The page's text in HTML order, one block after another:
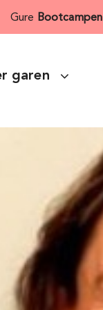
Gure Bootcampen
garen